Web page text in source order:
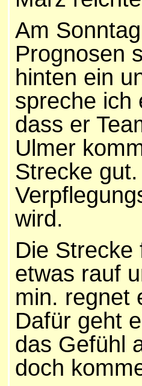
Am
Prognosen
hinten ein
spreche ich
dass er
Ulmer
Strecke
wird.
Die
etwas rauf
min. regnet
Dafür geht
das Gefühl
doch